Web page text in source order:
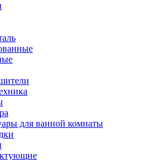
для ванной комнаты